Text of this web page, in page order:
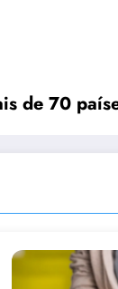
de 70